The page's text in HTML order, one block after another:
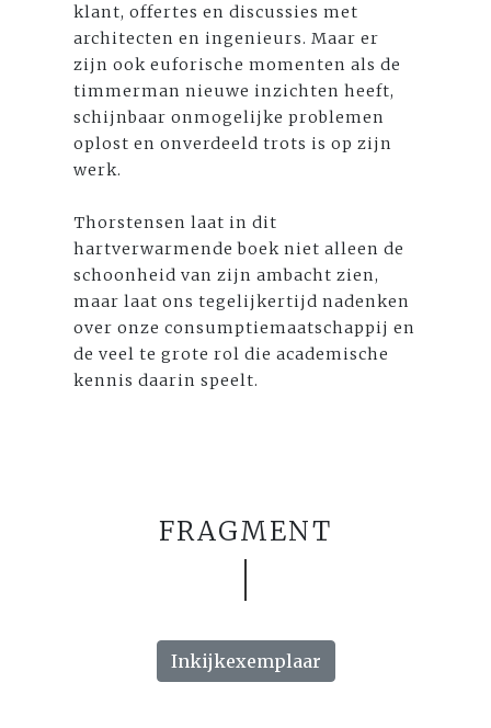
klant, offertes en discussies met
architecten en ingenieurs. Maar er
zijn ook euforische momenten als de
timmerman nieuwe inzichten heeft,
schijnbaar onmogelijke problemen
oplost en onverdeeld trots is op zijn
werk.
Thorstensen laat in dit
hartverwarmende boek niet alleen de
schoonheid van zijn ambacht zien,
maar laat ons tegelijkertijd nadenken
over onze consumptiemaatschappij en
de veel te grote rol die academische
kennis daarin speelt.
FRAGMENT
Inkijkexemplaar